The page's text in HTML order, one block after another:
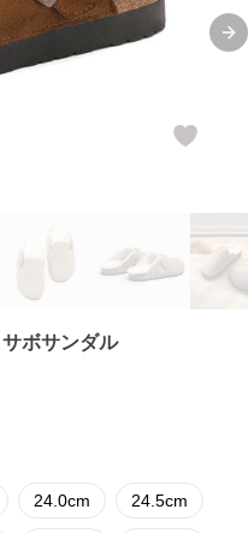
ボサンダル
24.0cm 24.5cm